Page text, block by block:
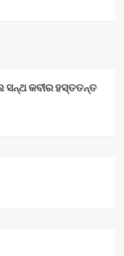
ସନ୍ଥ କବୀର ହସ୍ତତନ୍ତ